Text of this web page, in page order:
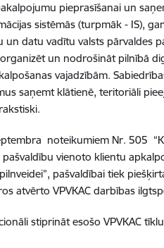
pieprasīšanai un
sistēmās (turpmāk - IS),
un datu vadītu valsts pārvaldes
un nodrošināt pilnībā
vajadzībām.
saņemt klātienē, teritoriāli
noteikumiem Nr. 505
vienoto klientu
pašvaldībai tiek
atvērto VPVKAC darbības
stiprināt esošo VPVKAC